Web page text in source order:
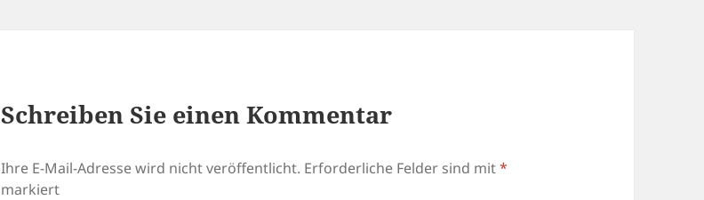
Schreiben Sie einen Kommentar
Ihre E-Mail-Adresse wird nicht veröffentlicht. Erforderliche Felder sind mit*
markiert